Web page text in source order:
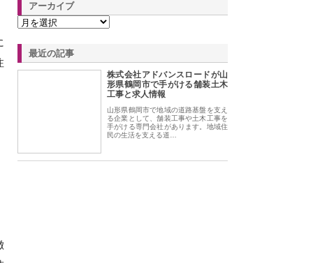
アーカイブ
最近の記事
株式会社アドバンスロードが山
形県鶴岡市で手がける舗装土木
工事と求人情報
山形県鶴岡市で地域の道路基盤を支え
る企業として、舗装工事や土木工事を
手がける専門会社があります。地域住
民の生活を支える道…